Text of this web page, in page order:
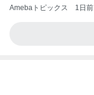
Amebaトピックス 1日前